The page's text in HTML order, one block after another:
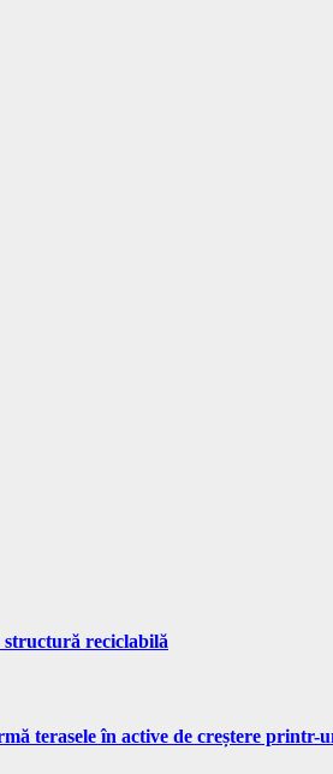
reciclabilă
terasele în active de creștere